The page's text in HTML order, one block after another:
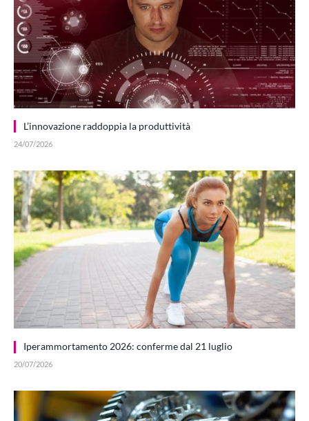
L’innovazione raddoppia la produttività
24/07/2026
Iperammortamento 2026: conferme dal 21 luglio
20/07/2026